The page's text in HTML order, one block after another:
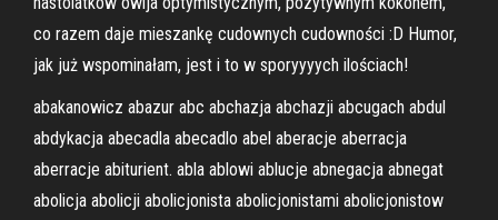
co razem daje mieszankę cudownych cudowności :D Humor,
jak już wspominałam, jest i to w sporyyyych ilościach!
abakanowicz abazur abc abchazja abchazji abcugach abdul
abdykacja abecadla abecadlo abel aberacje aberracja
aberracje abiturient. abla ablowi ablucje abnegacja abnegat
abolicja abolicji abolicjonista abolicjonistami abolicjonistow